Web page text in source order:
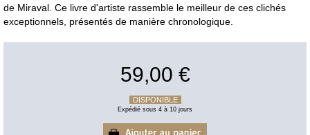
de Miraval. Ce livre d'artiste rassemble le meilleur de ces clichés
exceptionnels, présentés de manière chronologique.
59,00 €
DISPONIBLE
Expédié sous 4 à 10 jours